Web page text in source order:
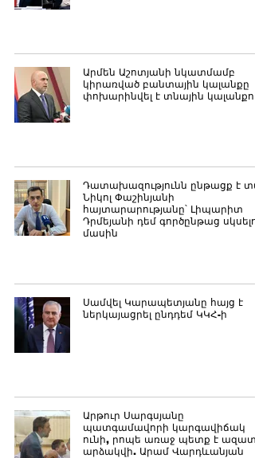
Արմեն Աշոտյանի նկատմամբ
կիրառված բանտային կալանքը
փոխարինվել է տնային կալանքով
Դատախազությունն ընթացք է
Նիկոլ Փաշինյանի
հայտարարությանը՝ Լիպարիտ
Դրմեյանի դեմ գործընթաց սկսելու
մասին
Սամվել Կարապետյանը հայց է
ներկայացրել ընդդեմ ԿԿՀ-ի
Արթուր Սարգսյանը
պատգամավորի կարգավիճակ
ունի, րոպե առաջ պետք է ազատ
արձակվի. Արամ Վարդևանյան